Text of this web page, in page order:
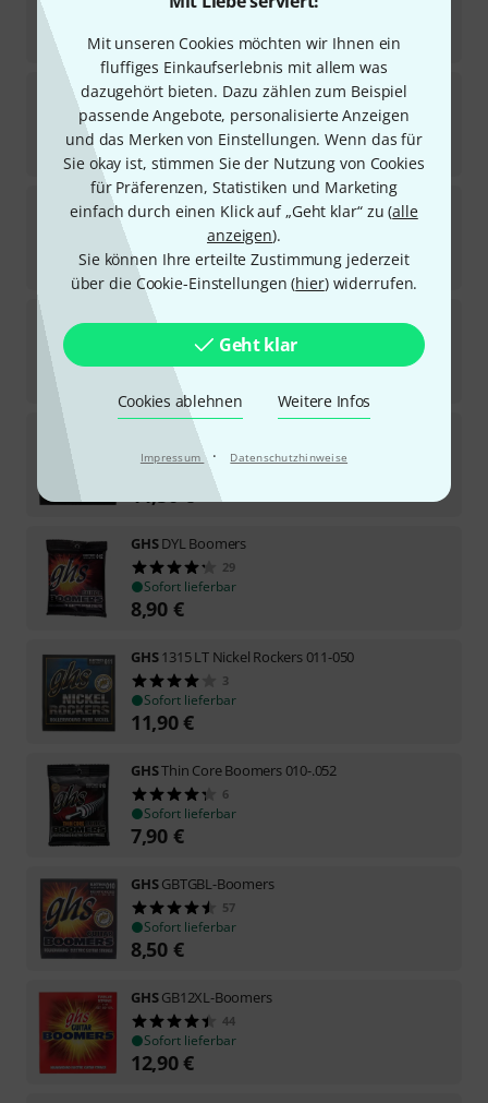
Mit unseren Cookies möchten wir Ihnen ein
fluffiges Einkaufserlebnis mit allem was
dazugehört bieten. Dazu zählen zum Beispiel
passende Angebote, personalisierte Anzeigen
und das Merken von Einstellungen. Wenn das für
Sie okay ist, stimmen Sie der Nutzung von Cookies
für Präferenzen, Statistiken und Marketing
einfach durch einen Klick auf „Geht klar“ zu (alle
anzeigen).
Sie können Ihre erteilte Zustimmung jederzeit
über die Cookie-Einstellungen (hier) widerrufen.
Geht klar
Cookies ablehnen Weitere Infos
Impressum · Datenschutzhinweise
9,90€
GHSGB 7L-Boomers
87
Sofort lieferbar
9,90 €
GHS Nickel Rockers Medium
Sofort lieferbar
11,50€
GHS
60
€
Nickel Rockers R+RM 011-050
Sofort lieferbar
GHSDYL Boomers
29
Sofort lieferbar
8,90 €
GHS1315 LT Nickel Rockers 011-050
3
Sofort lieferbar
11,90€
GHSThin Core Boomers 010-.052
6
Sofort lieferbar
7,90 €
GHSGBTGBL-Boomers
57
Sofort lieferbar
8,50 €
GHSGB12XL-Boomers
44
Sofort lieferbar
12,90€